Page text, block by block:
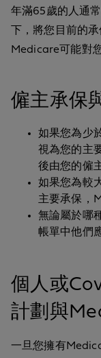
年滿65歲的人通
下，將您目前的
Medicare可能對
僱主承保
如果您為少
視為您的主
後由您的僱
如果您為較
主要承保 ，
無論屬於哪
帳單中他們
個人或
計劃與
一旦您擁有